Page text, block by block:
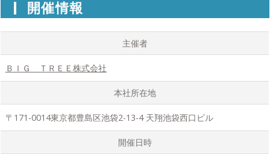
開催情報
主催者
ＢＩＧ ＴＲＥＥ株式会社
本社所在地
〒171-0014東京都豊島区池袋2-13-4 天翔池袋西口ビル
開催日時